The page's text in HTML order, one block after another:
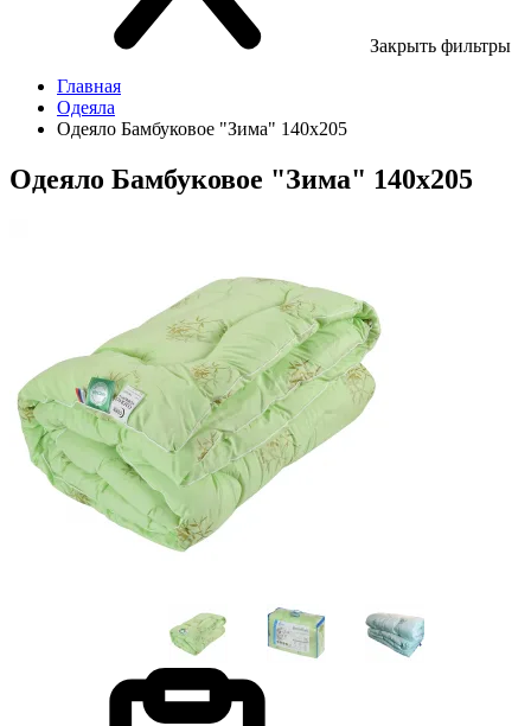
Закрыть фильтры
Главная
Одеяла
Одеяло Бамбуковое "Зима" 140х205
Одеяло Бамбуковое "Зима" 140х205